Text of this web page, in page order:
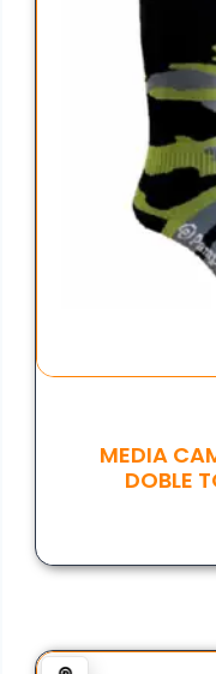
MEDIA
DOBLE